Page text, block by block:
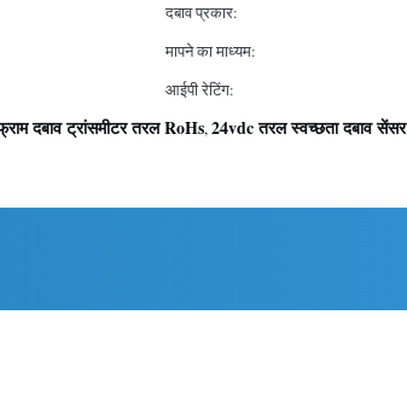
दबाव प्रकार:
मापने का माध्यम:
आईपी रेटिंग:
दबाव ट्रांसमीटर तरल RoHs,24vdc तरल स्वच्छता दबाव सेंसर